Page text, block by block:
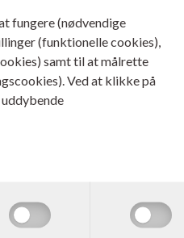
fungere (nødvendige
(funktionelle cookies),
samt til at målrette
Ved at klikke på